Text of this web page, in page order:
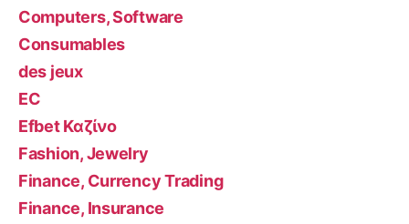
Computers, Software
Consumables
des jeux
EC
Efbet Καζίνο
Fashion, Jewelry
Finance, Currency Trading
Finance, Insurance